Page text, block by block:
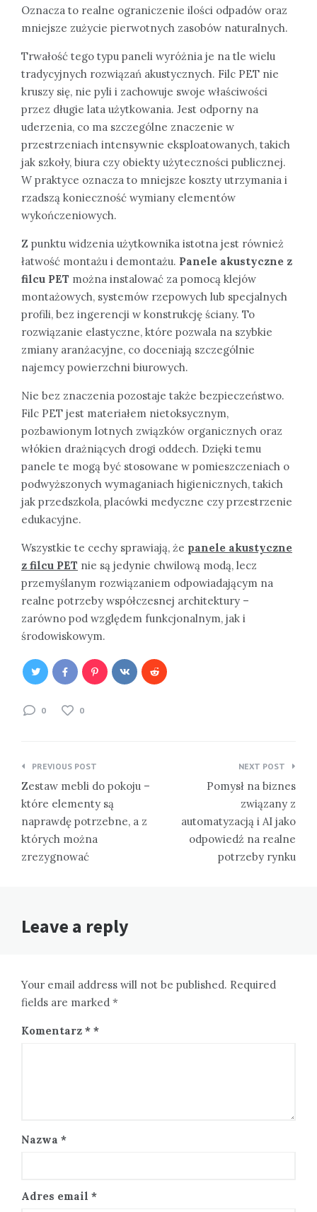
Oznacza to realne ograniczenie ilości odpadów oraz
mniejsze zużycie pierwotnych zasobów naturalnych.
Trwałość tego typu paneli wyróżnia je na tle wielu
tradycyjnych rozwiązań akustycznych. Filc PET nie
kruszy się, nie pyli i zachowuje swoje właściwości
przez długie lata użytkowania. Jest odporny na
uderzenia, co ma szczególne znaczenie w
przestrzeniach intensywnie eksploatowanych, takich
jak szkoły, biura czy obiekty użyteczności publicznej.
W praktyce oznacza to mniejsze koszty utrzymania i
rzadszą konieczność wymiany elementów
wykończeniowych.
Z punktu widzenia użytkownika istotna jest również
łatwość montażu i demontażu. Panele akustyczne z
filcu PET można instalować za pomocą klejów
montażowych, systemów rzepowych lub specjalnych
profili, bez ingerencji w konstrukcję ściany. To
rozwiązanie elastyczne, które pozwala na szybkie
zmiany aranżacyjne, co doceniają szczególnie
najemcy powierzchni biurowych.
Nie bez znaczenia pozostaje także bezpieczeństwo.
Filc PET jest materiałem nietoksycznym,
pozbawionym lotnych związków organicznych oraz
włókien drażniących drogi oddech. Dzięki temu
panele te mogą być stosowane w pomieszczeniach o
podwyższonych wymaganiach higienicznych, takich
jak przedszkola, placówki medyczne czy przestrzenie
edukacyjne.
Wszystkie te cechy sprawiają, że panele akustyczne
z filcu PET nie są jedynie chwilową modą, lecz
przemyślanym rozwiązaniem odpowiadającym na
realne potrzeby współczesnej architektury –
zarówno pod względem funkcjonalnym, jak i
środowiskowym.
0 0
Nawigacja
wpisu
PREVIOUS POST
Zestaw mebli do pokoju –
które elementy są
naprawdę potrzebne, a z
których można
zrezygnować
NEXT POST
Pomysł na biznes
związany z
automatyzacją i AI jako
odpowiedź na realne
potrzeby rynku
Leave a reply
Your email address will not be published. Required
fields are marked *
Komentarz *
Nazwa *
Adres email *